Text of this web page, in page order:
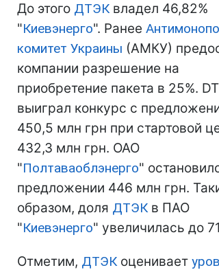
До этого ДТЭКвладел 46,82%
"Киевэнерго". Ранее
комитет Украины (АМКУ)
компании разрешение на
приобретение пакета в 25%.
выиграл конкурс с
450,5 млн грн при стартовой
432,3 млн грн. ОАО
"Полтаваоблэнерго"
предложении 446 млн грн.
образом, доля ДТЭКв ПАО
"Киевэнерго" увеличилась до
Отметим, ДТЭКоценивает